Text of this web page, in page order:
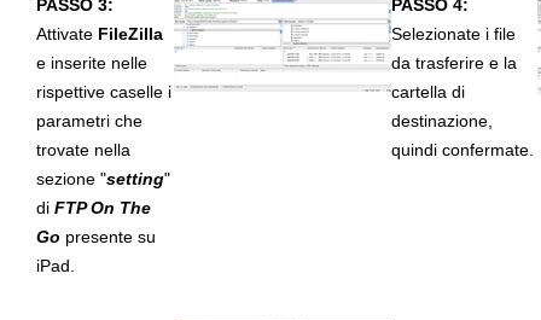
PASSO 3:
Attivate FileZilla
e inserite nelle
rispettive caselle i
parametri che
trovate nella
sezione "setting"
di FTP On The
Go presente su
iPad.
PASSO 4:
Selezionate i file
da trasferire e la
cartella di
destinazione,
quindi confermate.